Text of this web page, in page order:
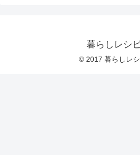
暮らしレシ
© 2017 暮らしレシ